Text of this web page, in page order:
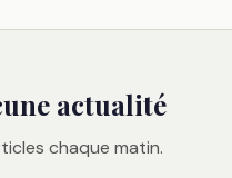
actualité
chaque matin.